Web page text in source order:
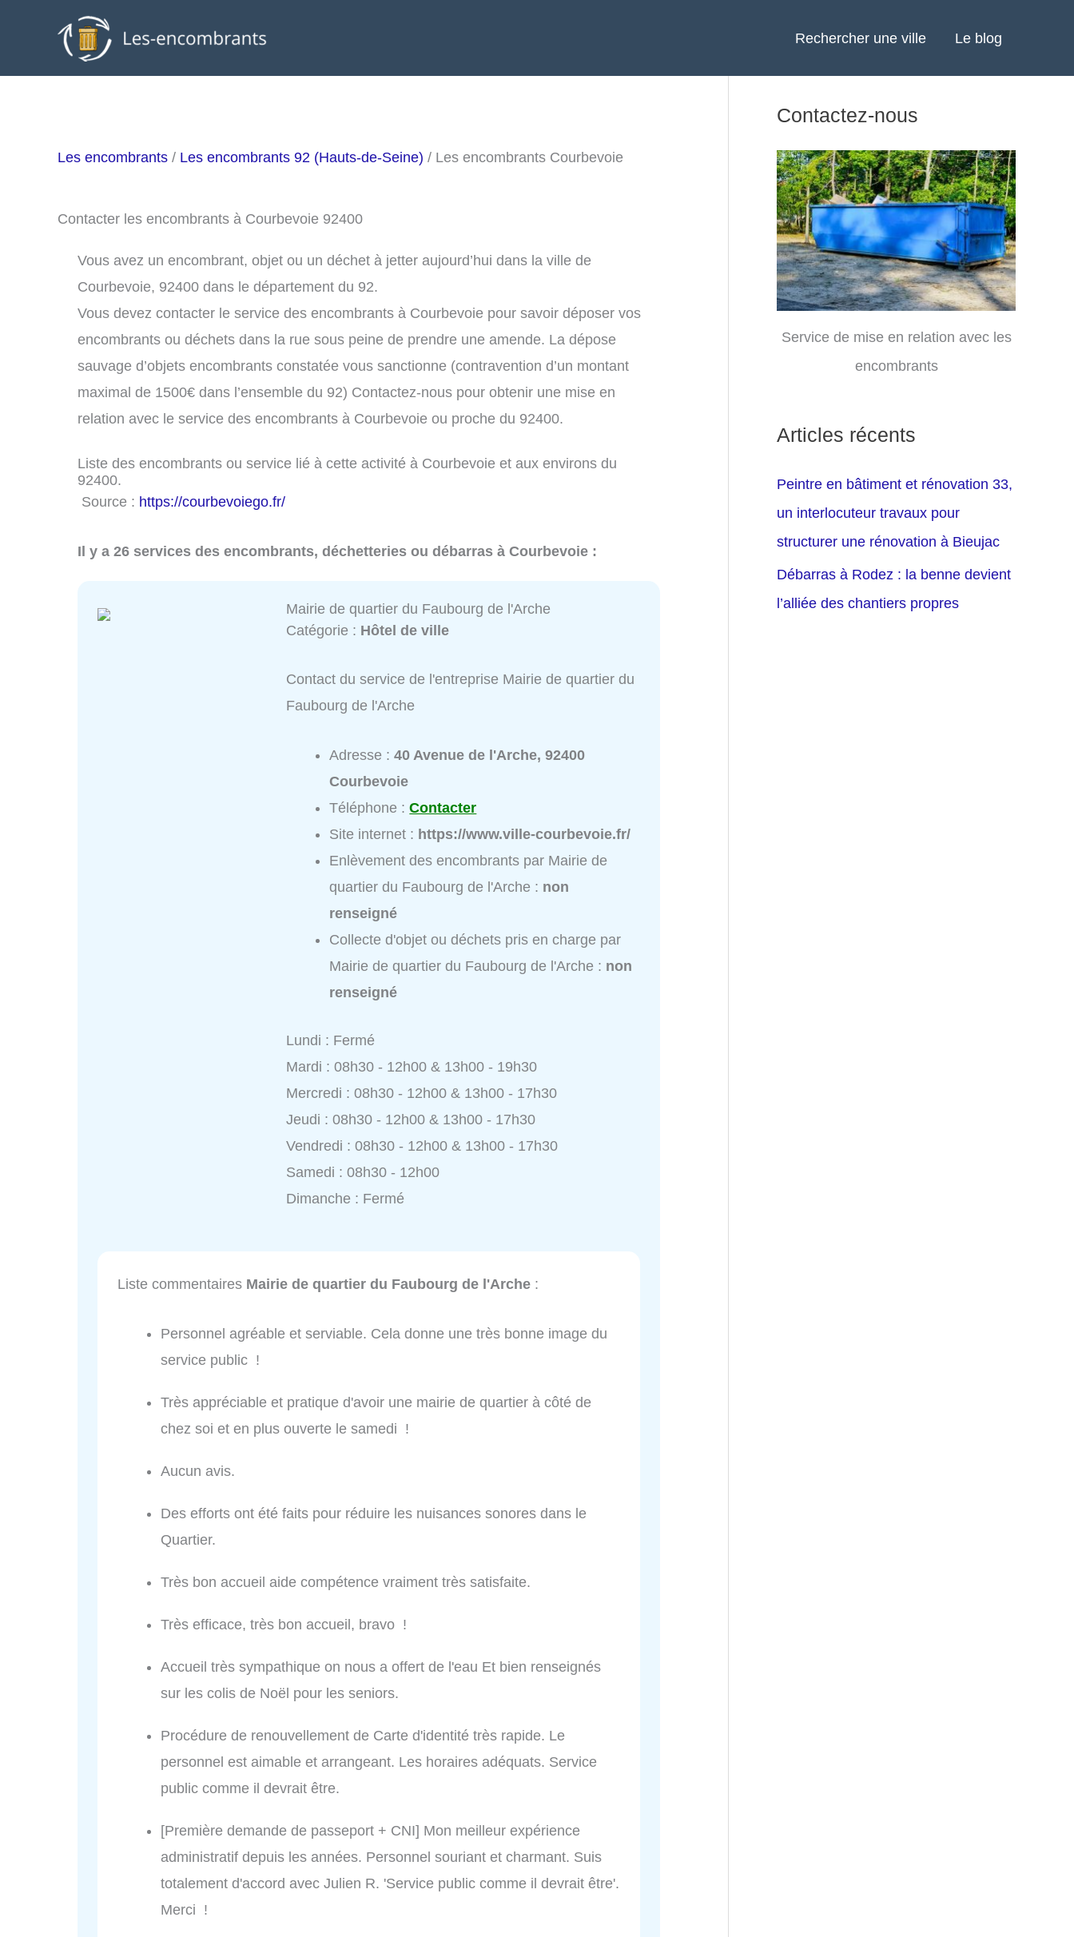
Rechercher une ville Le blog
Les encombrants / Les encombrants 92 (Hauts-de-Seine) / Les encombrants Courbevoie
Contacter les encombrants à Courbevoie 92400
Vous avez un encombrant, objet ou un déchet à jetter aujourd’hui dans la ville de
Courbevoie, 92400 dans le département du 92.
Vous devez contacter le service des encombrants à Courbevoie pour savoir déposer vos
encombrants ou déchets dans la rue sous peine de prendre une amende. La dépose
sauvage d’objets encombrants constatée vous sanctionne (contravention d’un montant
maximal de 1500€ dans l’ensemble du 92) Contactez-nous pour obtenir une mise en
relation avec le service des encombrants à Courbevoie ou proche du 92400.
Liste des encombrants ou service lié à cette activité à Courbevoie et aux environs du
92400.
Source : https://courbevoiego.fr/
Il y a 26 services des encombrants, déchetteries ou débarras à Courbevoie :
Mairie de quartier du Faubourg de l'Arche
Catégorie : Hôtel de ville
Contact du service de l'entreprise Mairie de quartier du
Faubourg de l'Arche
Adresse :40 Avenue de l'Arche, 92400
Courbevoie
Téléphone :Contacter
Site internet : https://www.ville-courbevoie.fr/
Enlèvement des encombrants par Mairie de
quartier du Faubourg de l'Arche : non
renseigné
Collecte d'objet ou déchets pris en charge par
Mairie de quartier du Faubourg de l'Arche : non
renseigné
Lundi : Fermé
Mardi : 08h30 - 12h00 & 13h00 - 19h30
Mercredi : 08h30 - 12h00 & 13h00 - 17h30
Jeudi : 08h30 - 12h00 & 13h00 - 17h30
Vendredi : 08h30 - 12h00 & 13h00 - 17h30
Samedi : 08h30 - 12h00
Dimanche : Fermé
Liste commentaires Mairie de quartier du Faubourg de l'Arche :
Personnel agréable et serviable. Cela donne une très bonne image du
service public !
Très appréciable et pratique d'avoir une mairie de quartier à côté de
chez soi et en plus ouverte le samedi !
Aucun avis.
Des efforts ont été faits pour réduire les nuisances sonores dans le
Quartier.
Très bon accueil aide compétence vraiment très satisfaite.
Très efficace, très bon accueil, bravo !
Accueil très sympathique on nous a offert de l'eau Et bien renseignés
sur les colis de Noël pour les seniors.
Procédure de renouvellement de Carte d'identité très rapide. Le
personnel est aimable et arrangeant. Les horaires adéquats. Service
public comme il devrait être.
[Première demande de passeport + CNI] Mon meilleur expérience
administratif depuis les années. Personnel souriant et charmant. Suis
totalement d'accord avec Julien R. 'Service public comme il devrait être'.
Merci !
Contactez-nous
Service de mise en relation avec les
encombrants
Articles récents
Peintre en bâtiment et rénovation 33,
un interlocuteur travaux pour
structurer une rénovation à Bieujac
Débarras à Rodez : la benne devient
l’alliée des chantiers propres